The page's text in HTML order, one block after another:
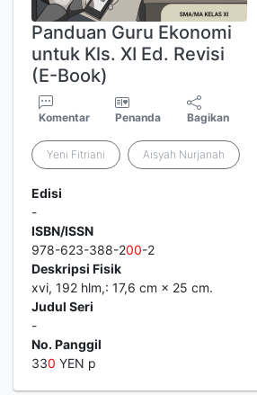
Panduan Guru Ekonomi
untuk Kls. XI Ed. Revisi
(E-Book)
Komentar Penanda Bagikan
Yeni Fitriani Aisyah Nurjanah
Edisi
-
ISBN/ISSN
978-623-388-200-2
Deskripsi Fisik
xvi, 192 hlm,: 17,6 cm × 25 cm.
Judul Seri
-
No. Panggil
330 YEN p